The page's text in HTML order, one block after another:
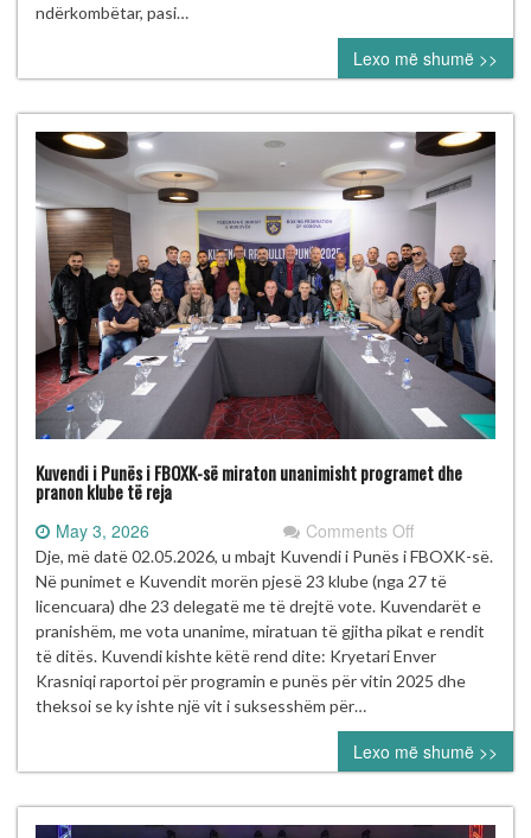
Kaliqanit
ndërkombëtar, pasi…
Lexo më shumë >>
Kuvendi i Punës i FBOXK-së miraton unanimisht programet dhe
pranon klube të reja
May 3, 2026 Comments Offon
Kuvendi
i
Punës
i
FBOXK-
së
unanimisht
programet
dhe
pranon
klube
Dje, më datë 02.05.2026, u mbajt Kuvendi i Punës i FBOXK-së.
Në punimet e Kuvendit morën pjesë 23 klube (nga 27 të
licencuara) dhe 23 delegatë me të drejtë vote. Kuvendarët e
pranishëm, me vota unanime, miratuan të gjitha pikat e rendit
të ditës. Kuvendi kishte këtë rend dite: Kryetari Enver
Krasniqi raportoi për programin e punës për vitin 2025 dhe
theksoi se ky ishte një vit i suksesshëm për…
Lexo më shumë >>